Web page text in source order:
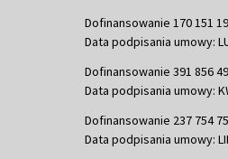
Dofinansowanie 170 151
Data podpisania umowy:
Dofinansowanie 391 856
Data podpisania umowy:
Dofinansowanie 237 754
Data podpisania umowy: